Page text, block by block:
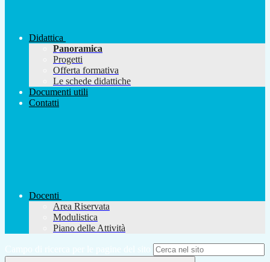
Didattica
Panoramica
Progetti
Offerta formativa
Le schede didattiche
Documenti utili
Contatti
Docenti
Area Riservata
Modulistica
Piano delle Attività